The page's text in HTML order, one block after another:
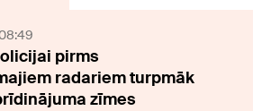
pirms
radariem turpmāk
zīmes